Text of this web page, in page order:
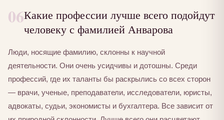
06Какие профессии лучше всего подойдут
человеку с фамилией Анварова
Люди, носящие фамилию, склонны к научной
деятельности. Они очень усидчивы и дотошны. Среди
профессий, где их таланты бы раскрылись со всех сторон
— врачи, ученые, преподаватели, исследователи, юристы,
адвокаты, судьи, экономисты и бухгалтера. Все зависит от